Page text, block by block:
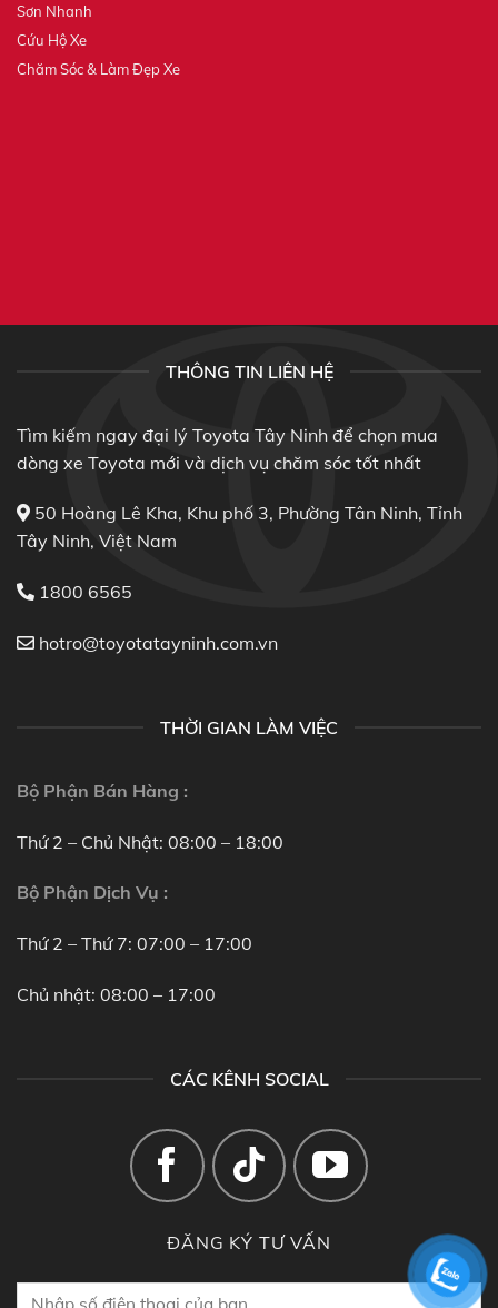
Sơn Nhanh
Cứu Hộ Xe
Chăm Sóc & Làm Đẹp Xe
THÔNG TIN LIÊN HỆ
Tìm kiếm ngay đại lý Toyota Tây Ninh để chọn mua
dòng xe Toyota mới và dịch vụ chăm sóc tốt nhất
50 Hoàng Lê Kha, Khu phố 3, Phường Tân Ninh, Tỉnh
Tây Ninh, Việt Nam
1800 6565
hotro@toyotatayninh.com.vn
THỜI GIAN LÀM VIỆC
Bộ Phận Bán Hàng :
Thứ 2 – Chủ Nhật: 08:00 – 18:00
Bộ Phận Dịch Vụ :
Thứ 2 – Thứ 7: 07:00 – 17:00
Chủ nhật: 08:00 – 17:00
CÁC KÊNH SOCIAL
ĐĂNG KÝ TƯ VẤN